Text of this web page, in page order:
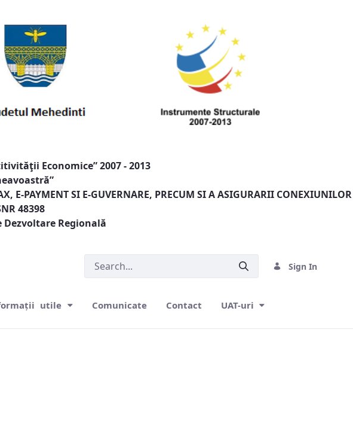
Economice” 2007 - 2013
E-PAYMENT SI E-GUVERNARE, PRECUM SI A ASIGURARII CONEXIUNILOR
48398
Regională
Sign In
utile Comunicate Contact UAT-uri